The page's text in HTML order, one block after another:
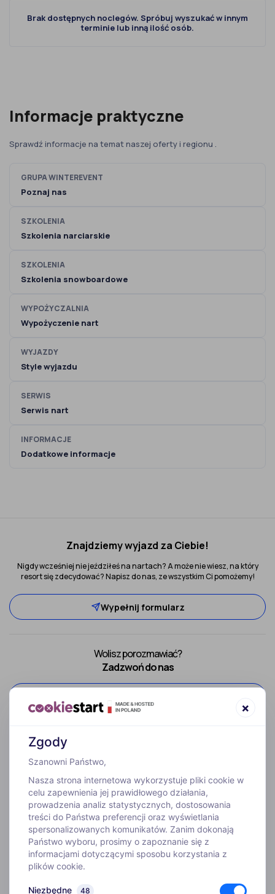
Brak dostępnych noclegów. Spróbuj wyszukać w innym
terminie lub inną ilość osób.
Informacje praktyczne
Sprawdź informacje na temat naszej oferty i regionu .
GRUPA WINTEREVENT
Poznaj nas
SZKOLENIA
Szkolenia narciarskie
SZKOLENIA
Szkolenia snowboardowe
WYPOŻYCZALNIA
Wypożyczenie nart
WYJAZDY
Style wyjazdu
SERWIS
Serwis nart
INFORMACJE
Dodatkowe informacje
Znajdziemy wyjazd za Ciebie!
Nigdy wcześniej nie jeździłeś na nartach? A może nie wiesz, na który
resort się zdecydować? Napisz do nas, ze wszystkim Ci pomożemy!
Wypełnij formularz
Wolisz porozmawiać?
Zadzwoń do nas
WYJAZDY
INFORMACJE
Zgody
×
Szanowni Państwo,
Nasza strona internetowa wykorzystuje pliki cookie w
celu zapewnienia jej prawidłowego działania,
prowadzenia analiz statystycznych, dostosowania
treści do Państwa preferencji oraz wyświetlania
spersonalizowanych komunikatów. Zanim dokonają
Państwo wyboru, prosimy o zapoznanie się z
informacjami dotyczącymi sposobu korzystania z
plików cookie.
Niezbędne 48